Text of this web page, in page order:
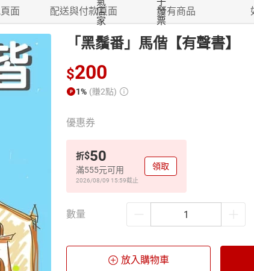
面 配送與付款頁面 所有商品
「黑鬚番」馬偕【有聲書】
$200
1% (賺2點)
優惠券
折$50
滿555元可用
2026/08/09 15:59截止
領取
數量
放入購物車